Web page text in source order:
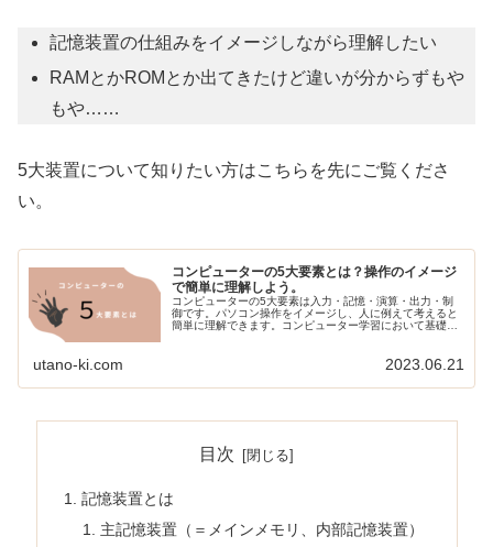
記憶装置の仕組みをイメージしながら理解したい
RAMとかROMとか出てきたけど違いが分からずもや
もや……
5大装置について知りたい方はこちらを先にご覧くださ
い。
コンピューターの5大要素とは？操作のイメージ
で簡単に理解しよう。
コンピューターの5大要素は入力・記憶・演算・出力・制
御です。パソコン操作をイメージし、人に例えて考えると
簡単に理解できます。コンピューター学習において基礎と
utano-ki.com 2023.06.21
目次
記憶装置とは
主記憶装置（＝メインメモリ、内部記憶装置）